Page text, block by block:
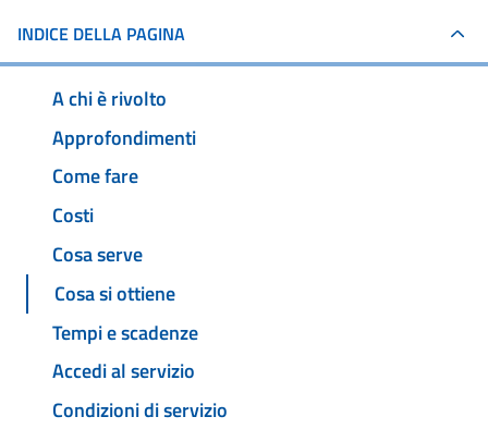
INDICE DELLA PAGINA
A chi è rivolto
Approfondimenti
Come fare
Costi
Cosa serve
Cosa si ottiene
Tempi e scadenze
Accedi al servizio
Condizioni di servizio